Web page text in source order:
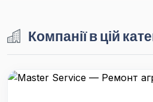
Компанії в цій